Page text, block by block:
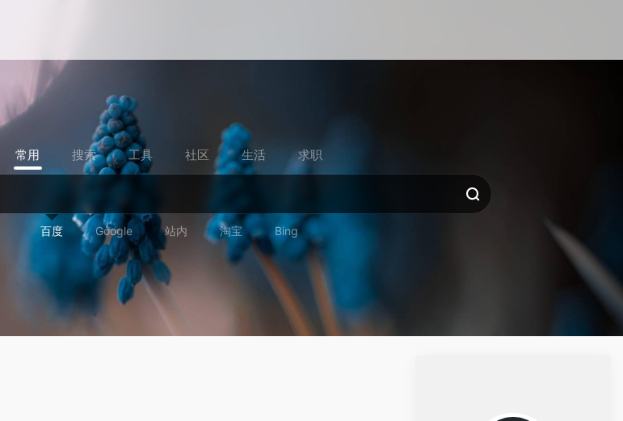
常用 搜索 工具 社区 生活 求职
百度 Google 站内 淘宝 Bing